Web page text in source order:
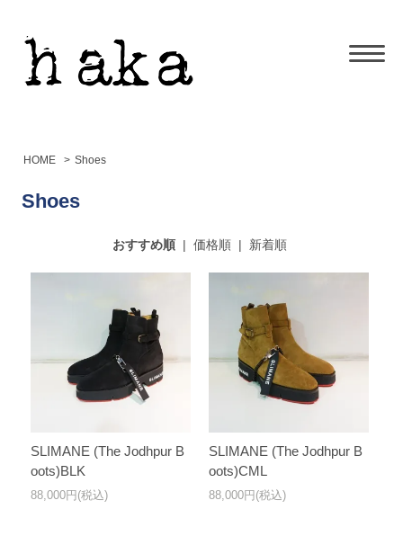
HOME > Shoes
Shoes
おすすめ順| 価格順| 新着順
SLIMANE (The Jodhpur B
oots)BLK
88,000円(税込)
SLIMANE (The Jodhpur B
oots)CML
88,000円(税込)